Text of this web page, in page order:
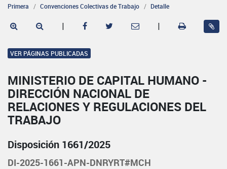
Primera Convenciones Colectivas de Trabajo Detalle
| |
VER PÁGINAS PUBLICADAS
MINISTERIO DE CAPITAL HUMANO -
DIRECCIÓN NACIONAL DE
RELACIONES Y REGULACIONES DEL
TRABAJO
Disposición 1661/2025
DI-2025-1661-APN-DNRYRT#MCH